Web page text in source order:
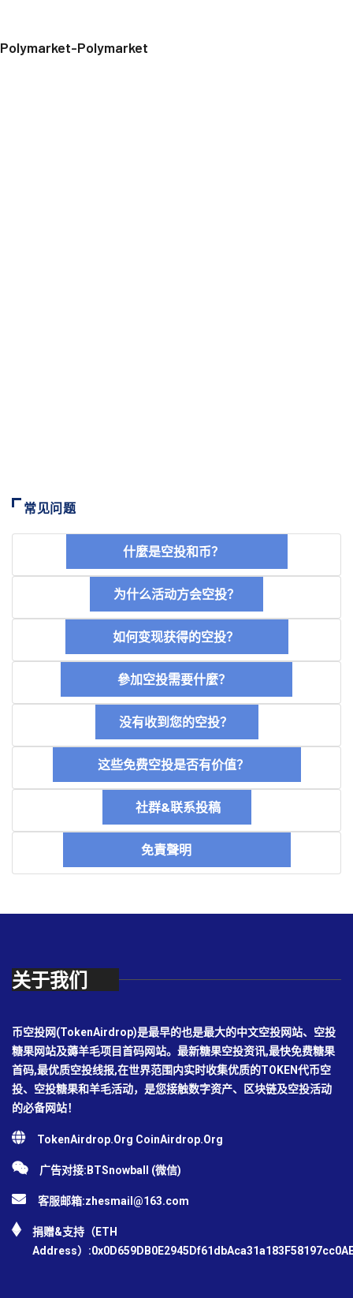
Polymarket-Polymarket
常见问题
什麼是空投和币？
为什么活动方会空投？
如何变现获得的空投？
參加空投需要什麼？
没有收到您的空投？
这些免费空投是否有价值？
社群&联系投稿
免責聲明
关于我们
币空投网(TokenAirdrop)是最早的也是最大的中文空投网站、空投
糖果网站及薅羊毛项目首码网站。最新糖果空投资讯,最快免费糖果
首码,最优质空投线报,在世界范围内实时收集优质的TOKEN代币空
投、空投糖果和羊毛活动，是您接触数字资产、区块链及空投活动
的必备网站！
TokenAirdrop.Org CoinAirdrop.Org
广告对接:BTSnowball (微信)
客服邮箱:zhesmail@163.com
捐赠&支持（ETH
Address）